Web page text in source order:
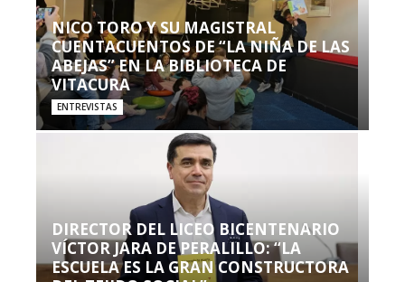
NICO TORO Y SU MAGISTRAL
CUENTACUENTOS DE “LA NIÑA DE LAS
ABEJAS” EN LA BIBLIOTECA DE
VITACURA
ENTREVISTAS
DIRECTOR DEL LICEO BICENTENARIO
VÍCTOR JARA DE PERALILLO: “LA
ESCUELA ES LA GRAN CONSTRUCTORA